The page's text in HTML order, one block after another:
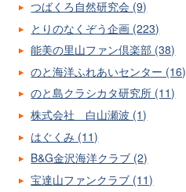
つばくろ自然研究会 (9)
とりのなくぞう企画 (223)
能美の里山ファン倶楽部 (38)
のと海洋ふれあいセンター (16)
のと島クラシカタ研究所 (11)
株式会社 白山瀬波 (1)
はぐくみ (11)
B&G金沢海洋クラブ (2)
宝達山ファンクラブ (11)